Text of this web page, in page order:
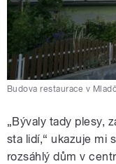
Budova restaurace v
„Bývaly tady plesy,
sta lidí,“ ukazuje mi
rozsáhlý dům v